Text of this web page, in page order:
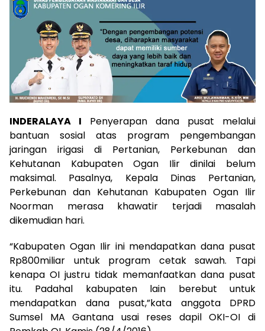
INDERALAYA I Penyerapan dana pusat melalui
bantuan sosial atas program pengembangan
jaringan irigasi di Pertanian, Perkebunan dan
Kehutanan Kabupaten Ogan Ilir dinilai belum
maksimal. Pasalnya, Kepala Dinas Pertanian,
Perkebunan dan Kehutanan Kabupaten Ogan Ilir
Noorman merasa khawatir terjadi masalah
dikemudian hari.
“Kabupaten Ogan Ilir ini mendapatkan dana pusat
Rp800miliar untuk program cetak sawah. Tapi
kenapa OI justru tidak memanfaatkan dana pusat
itu. Padahal kabupaten lain berebut untuk
mendapatkan dana pusat,”kata anggota DPRD
Sumsel MA Gantana usai reses dapil OKI-OI di